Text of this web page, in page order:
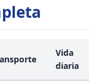
Vida
diaria